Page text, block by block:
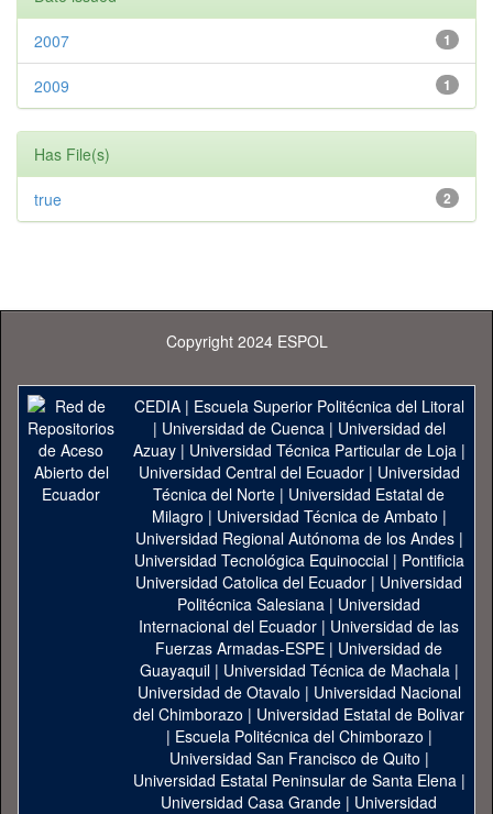
1
2007
1
2009
Has File(s)
2
true
Copyright 2024 ESPOL
CEDIA| Escuela Superior Politécnica del Litoral
| Universidad de Cuenca| Universidad del
Azuay| Universidad Técnica Particular de Loja|
Universidad Central del Ecuador| Universidad
Técnica del Norte | Universidad Estatal de
Milagro | Universidad Técnica de Ambato |
Universidad Regional Autónoma de los Andes|
Universidad Tecnológica Equinoccial| Pontificia
Universidad Catolica del Ecuador | Universidad
Politécnica Salesiana | Universidad
Internacional del Ecuador | Universidad de las
Fuerzas Armadas-ESPE | Universidad de
Guayaquil| Universidad Técnica de Machala|
Universidad de Otavalo | Universidad Nacional
del Chimborazo | Universidad Estatal de Bolivar
| Escuela Politécnica del Chimborazo |
Universidad San Francisco de Quito |
Universidad Estatal Peninsular de Santa Elena|
Universidad Casa Grande | Universidad